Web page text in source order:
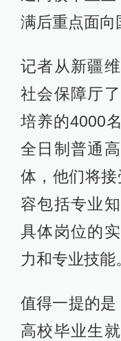
满后重点面向
记者从新疆
社会保障厅
培养的4000
全日制普通
体，他们将
容包括专业
具体岗位的
力和专业技能
值得一提的是
高校毕业生